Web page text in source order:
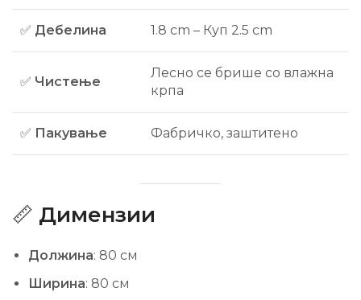
✅ Дебелина 1.8 cm – Куп 2.5 cm
✅ Чистење
Лесно се брише со влажна
крпа
✅ Пакување Фабричко, заштитено
📏 Димензии
Должина: 80 см
Ширина: 80 см